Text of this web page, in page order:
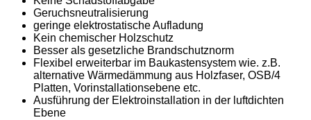
Geruchsneutralisierung
geringe elektrostatische Aufladung
Kein chemischer Holzschutz
Besser als gesetzliche Brandschutznorm
Flexibel erweiterbar im Baukastensystem wie. z.B.
alternative Wärmedämmung aus Holzfaser, OSB/4
Platten, Vorinstallationsebene etc.
Ausführung der Elektroinstallation in der luftdichten
Ebene